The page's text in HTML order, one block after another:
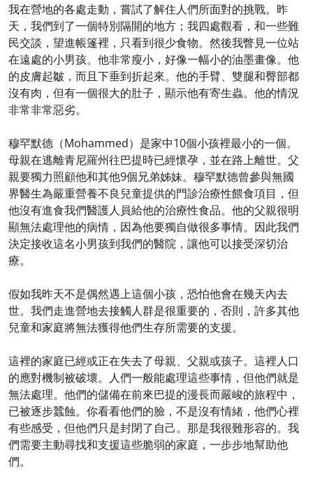
我在營地的各處走動，嘗試了解住人們所面對的挑戰。昨
天，我們到了一個特別隔開的地方；我四處觀看，和一些難
民交談，望進帳篷裡，只看到很少食物。然後我瞥見一位站
在遠處的小男孩。他非常瘦小，好像一幅小的油墨畫像。他
的皮膚起皺，而且下垂到折起來。他的手臂、雙腿和臀部都
沒有肉，但有一個很大的肚子，顯示他有寄生蟲。他的情況
非常非常惡劣。
穆罕默德（Mohammed）是家中10個小孩裡最小的一個。
母親在逃離青尼羅州往巴提時已經懷孕，並在路上離世。父
親要獨力照顧他和其他9個兄弟姊妹。穆罕默德曾參與無國
界醫生為嚴重營養不良兒童提供的門診治療性餵食項目，但
他沒有進食我們醫護人員給他的治療性食品。他的父親很明
顯無法處理他的病情，因為他要獨自做很多事情。因此我們
決定接收這名小男孩到我們的醫院，讓他可以接受深切治
療。
假如我昨天不是偶然遇上這個小孩，恐怕他會在幾天內去
世。我們走進營地去接觸人群是很重要的，否則，許多其他
兒童和家庭將無法獲得他們生存所需要的支援。
這裡的家庭已經或正在失去了母親、父親或孩子。這裡人口
的應對機制被破壞。人們一般能處理這些事情，但他們就是
無法處理。他們的儲備在前來巴提的漫長而嚴峻的旅程中，
已被逐步蠶蝕。你看看他們的臉，不是沒有情緒，他們心裡
有些感受，但他們只是封閉了自己。那是我很難形容的。我
們需要主動尋找和支援這些脆弱的家庭，一步步地幫助他
們。